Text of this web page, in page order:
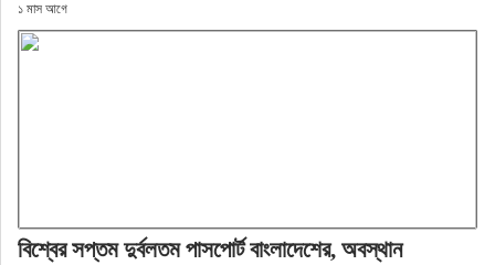
১ মাস আগে
বিশ্বের সপ্তম দুর্বলতম পাসপোর্ট বাংলাদেশের, অবস্থান